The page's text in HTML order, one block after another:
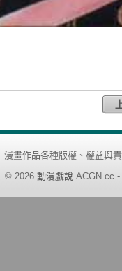
漫畫作品各種版權、權益與
© 2026 動漫戲說 ACGN.cc